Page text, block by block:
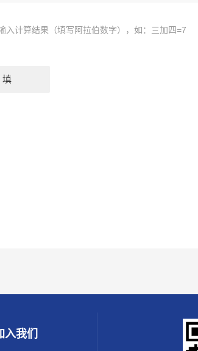
入计算结果（填写阿拉伯数字），如：三加四=7
入我们